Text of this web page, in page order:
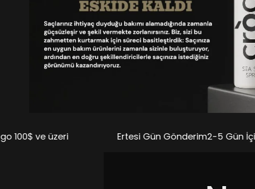
Ertesi Gün Gönderimㅤㅤㅤㅤㅤㅤ2-5 Gün İçinde Teslimatㅤ